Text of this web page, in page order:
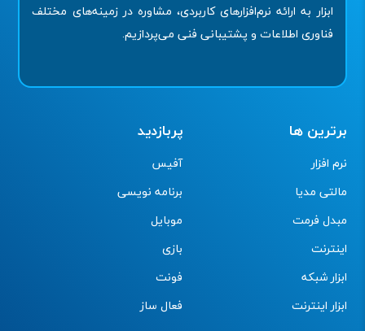
ابزار به ارائه نرم‌افزارهای کاربردی، مشاوره در زمینه‌های مختلف
فناوری اطلاعات و پشتیبانی فنی می‌پردازیم.
برترین ها
نرم افزار
مالتی مدیا
مبدل فرمت
اینترنت
ابزار شبکه
ابزار اینترنت
پربازدید
آفیس
برنامه نویسی
موبایل
بازی
فونت
فعال ساز